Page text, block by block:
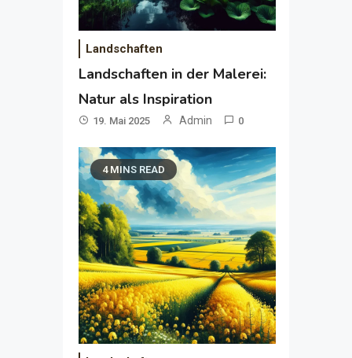
Landschaften
Landschaften in der Malerei:
Natur als Inspiration
19. Mai 2025 Admin 0
4 MINS READ